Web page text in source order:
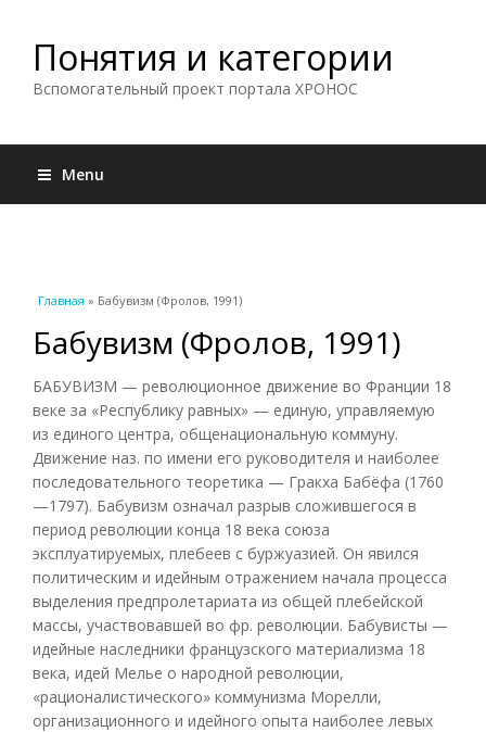
Понятия и категории
Вспомогательный проект портала ХРОНОС
Menu
Вы здесь
Главная » Бабувизм (Фролов, 1991)
Бабувизм (Фролов, 1991)
БАБУВИЗМ — революционное движение во Франции 18
веке за «Республику равных» — единую, управляемую
из единого центра, общенациональную коммуну.
Движение наз. по имени его руководителя и наиболее
последовательного теоретика — Гракха Бабёфа (1760
—1797). Бабувизм означал разрыв сложившегося в
период революции конца 18 века союза
эксплуатируемых, плебеев с буржуазией. Он явился
политическим и идейным отражением начала процесса
выделения предпролетариата из общей плебейской
массы, участвовавшей во фр. революции. Бабувисты —
идейные наследники французского материализма 18
века, идей Мелье о народной революции,
«рационалистического» коммунизма Морелли,
организационного и идейного опыта наиболее левых